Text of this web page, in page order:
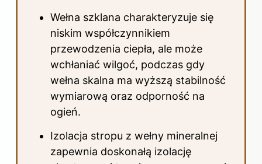
Wełna szklana charakteryzuje się
niskim współczynnikiem
przewodzenia ciepła, ale może
wchłaniać wilgoć, podczas gdy
wełna skalna ma wyższą stabilność
wymiarową oraz odporność na
ogień.
Izolacja stropu z wełny mineralnej
zapewnia doskonałą izolację